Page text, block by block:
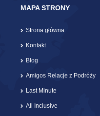
MAPA STRONY
Strona główna
Kontakt
Blog
Amigos Relacje z Podróży
Last Minute
All Inclusive